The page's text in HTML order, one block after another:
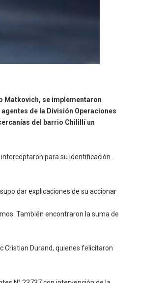
Matkovich, se implementaron
de la División Operaciones
del barrio Chilillí un
para su identificación.
dar explicaciones de su accionar
También encontraron la suma de
Cristian Durand, quienes felicitaron